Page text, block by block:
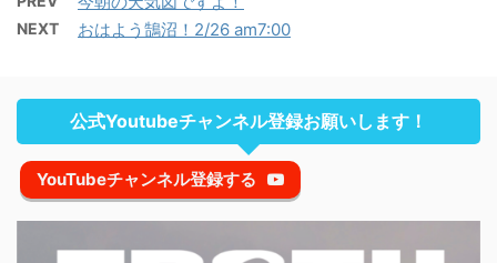
NEXT おはよう鵠沼！2/26 am7:00
公式Youtubeチャンネル登録お願いします！
YouTubeチャンネル登録する